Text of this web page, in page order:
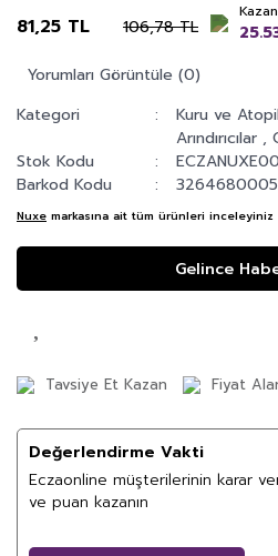
81,25 TL 106,78 TL
Yorumları Görüntüle (0)
Kategori
Kuru ve
Arındırıcılar ,
Stok Kodu
Barkod Kodu
Nuxe markasına ait tüm ürünleri inceleyiniz
Gelince
Tavsiye Et Kazan Fiyat
Değerlendirme Vakti
Eczaonline müşterilerinin karar
ve puan kazanın